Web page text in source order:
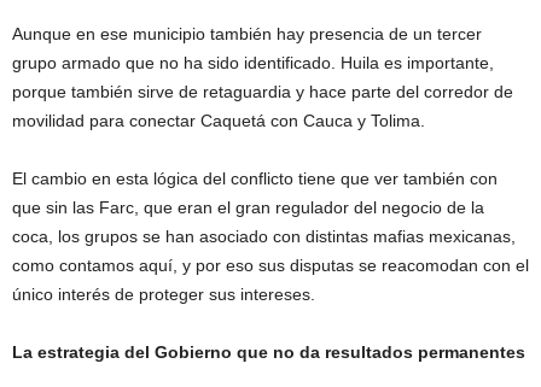
Aunque en ese municipio también hay presencia de un tercer
grupo armado que no ha sido identificado. Huila es importante,
porque también sirve de retaguardia y hace parte del corredor de
movilidad para conectar Caquetá con Cauca y Tolima.
El cambio en esta lógica del conflicto tiene que ver también con
que sin las Farc, que eran el gran regulador del negocio de la
coca, los grupos se han asociado con distintas mafias mexicanas,
como contamos aquí, y por eso sus disputas se reacomodan con el
único interés de proteger sus intereses.
La estrategia del Gobierno que no da resultados permanentes